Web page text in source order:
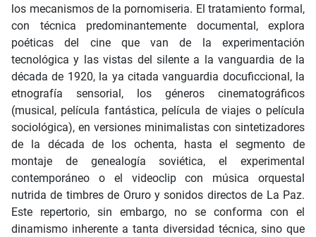
los mecanismos de la pornomiseria. El tratamiento formal,
con técnica predominantemente documental, explora
poéticas del cine que van de la experimentación
tecnológica y las vistas del silente a la vanguardia de la
década de 1920, la ya citada vanguardia docuficcional, la
etnografía sensorial, los géneros cinematográficos
(musical, película fantástica, película de viajes o película
sociológica), en versiones minimalistas con sintetizadores
de la década de los ochenta, hasta el segmento de
montaje de genealogía soviética, el experimental
contemporáneo o el videoclip con música orquestal
nutrida de timbres de Oruro y sonidos directos de La Paz.
Este repertorio, sin embargo, no se conforma con el
dinamismo inherente a tanta diversidad técnica, sino que